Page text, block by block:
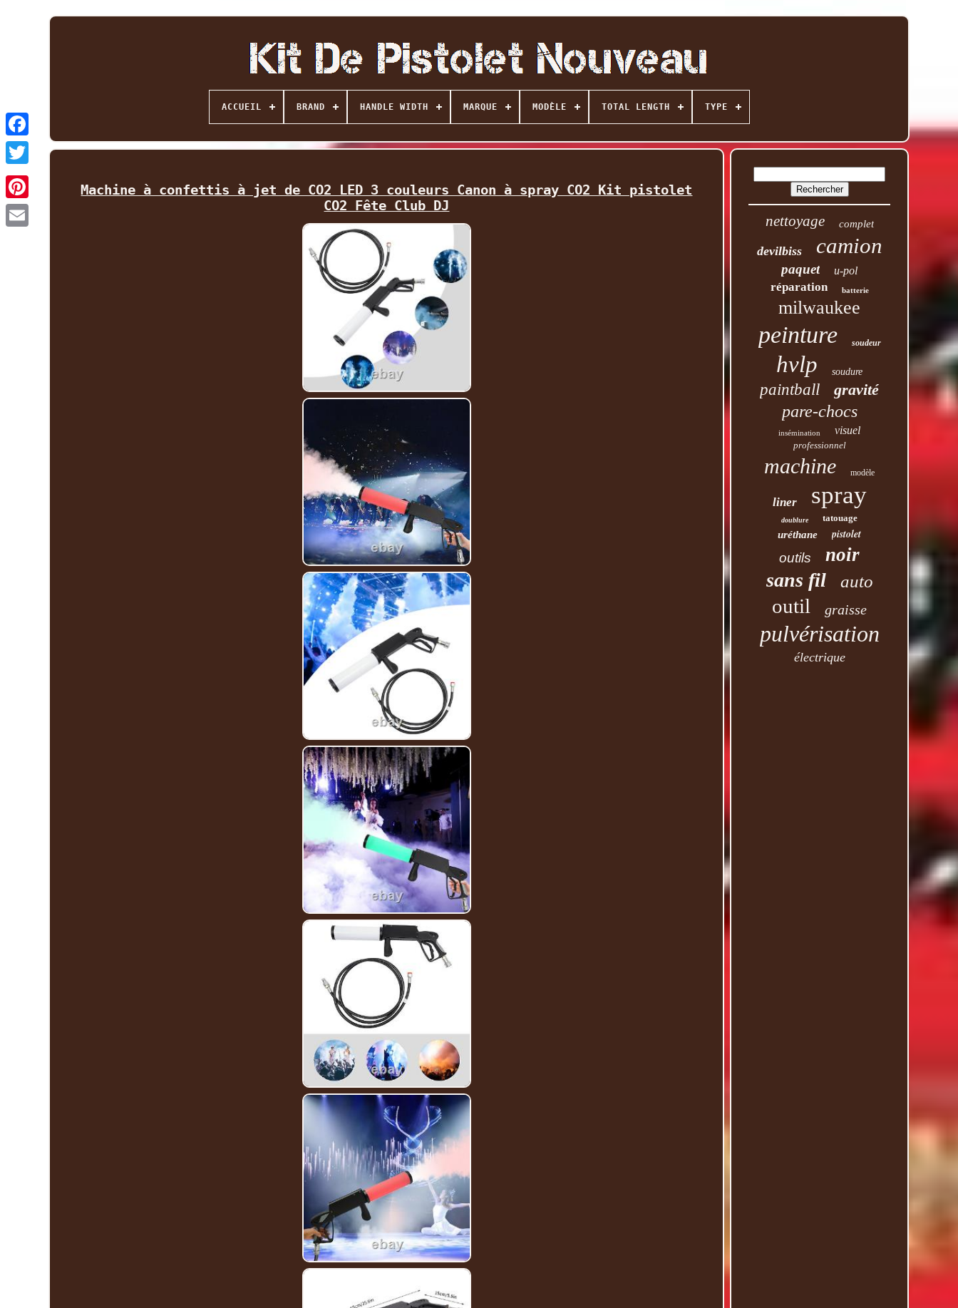
Facebook
Twitter
ACCUEIL BRAND HANDLE WIDTH MARQUE MODÈLE TOTAL LENGTH TYPE
Machine à confettis à jet de CO2 LED 3 couleurs Canon à spray CO2 Kit pistolet
CO2 Fête Club DJ
nettoyage complet
devilbiss camion
paquet u-pol
réparation batterie
milwaukee
peinture soudeur
hvlp soudure
paintball gravité
pare-chocs
insémination visuel
professionnel
machine modèle
liner spray
doublure tatouage
uréthane pistolet
outils noir
sans fil auto
outil graisse
pulvérisation
électrique